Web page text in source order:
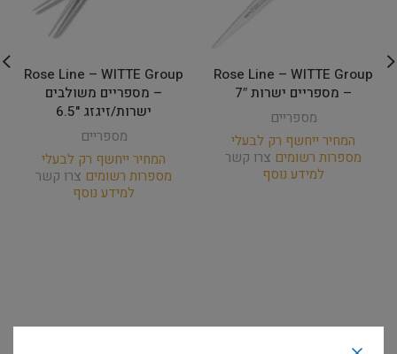
Rose Line – WITTE Group
– מספריים ישרות 7″
מספריים
המחיר ייחשף רק לבעלי
מספרות רשומים צרו קשר
למידע נוסף
Rose Line – WITTE Group
– מספריים משולבים
ישרות/זיגזג "6.5
מספריים
המחיר ייחשף רק לבעלי
מספרות רשומים צרו קשר
למידע נוסף